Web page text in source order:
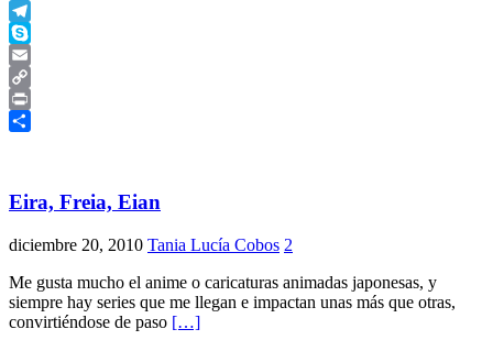
Messenger
Telegram
Skype
Email
Copy
Link
Print
Eira, Freia, Eian
diciembre 20, 2010 Tania Lucía Cobos 2
Me gusta mucho el anime o caricaturas animadas japonesas, y
siempre hay series que me llegan e impactan unas más que otras,
convirtiéndose de paso […]